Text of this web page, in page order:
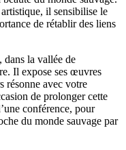
il sensibilise le
de rétablir des liens
dans la vallée de
Il expose ses œuvres
résonne avec votre
de prolonger cette
conférence, pour
du monde sauvage par